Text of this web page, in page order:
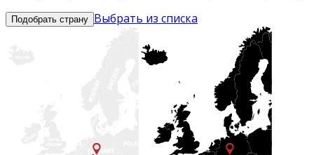
Подобрать страну Выбрать из списка